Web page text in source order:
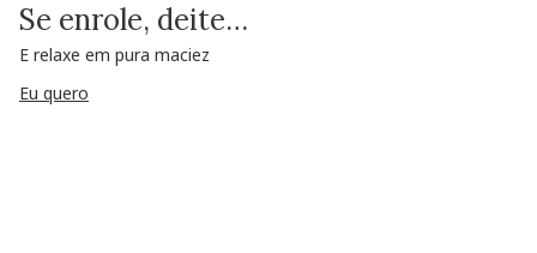
Se enrole, deite…
E relaxe em pura maciez
Eu quero